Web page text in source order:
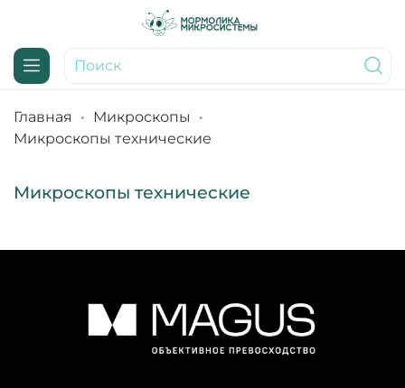
Главная
Микроскопы
Микроскопы технические
Микроскопы технические